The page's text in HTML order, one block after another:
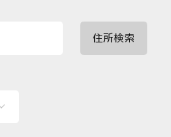
住所検索